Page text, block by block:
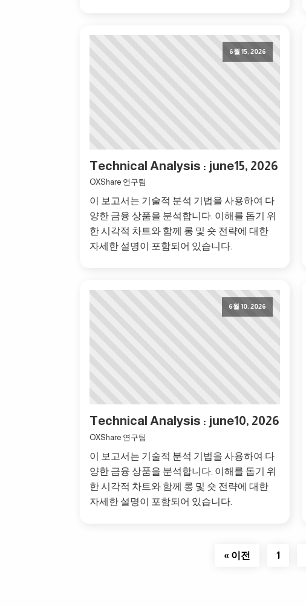
6월 15, 2026
Technical Analysis : june15, 2026
OXShare 연구팀
이 보고서는 기술적 분석 기법을 사용하여 다
양한 금융 상품을 분석합니다. 이해를 돕기 위
한 시각적 차트와 함께 롱 및 숏 전략에 대한
자세한 설명이 포함되어 있습니다.
6월 10, 2026
Technical Analysis : june10, 2026
OXShare 연구팀
이 보고서는 기술적 분석 기법을 사용하여 다
양한 금융 상품을 분석합니다. 이해를 돕기 위
한 시각적 차트와 함께 롱 및 숏 전략에 대한
자세한 설명이 포함되어 있습니다.
« 이전 1